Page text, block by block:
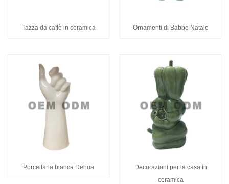
Tazza da caffè in ceramica Ornamenti di Babbo Natale
Porcellana bianca Dehua
Decorazioni per la casa in
ceramica